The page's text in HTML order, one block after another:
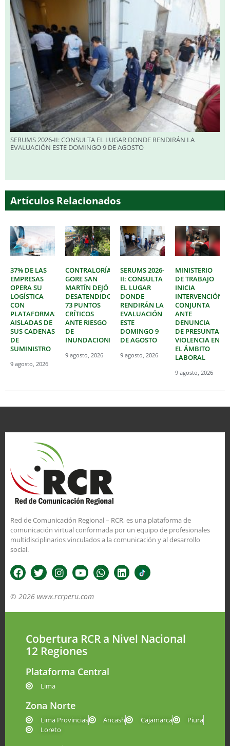
SERUMS 2026-II: CONSULTA EL LUGAR DONDE RENDIRÁN LA
EVALUACIÓN ESTE DOMINGO 9 DE AGOSTO
Artículos Relacionados
37% DE LAS
EMPRESAS
OPERA SU
LOGÍSTICA
CON
PLATAFORMAS
AISLADAS DE
SUS CADENAS
DE
SUMINISTRO
9 agosto, 2026
CONTRALORÍA:
GORE SAN
MARTÍN DEJÓ
DESATENDIDOS
73 PUNTOS
CRÍTICOS
ANTE RIESGO
DE
INUNDACIONES
9 agosto, 2026
SERUMS 2026-
II: CONSULTA
EL LUGAR
DONDE
RENDIRÁN LA
EVALUACIÓN
ESTE
DOMINGO 9
DE AGOSTO
9 agosto, 2026
MINISTERIO
DE TRABAJO
INICIA
INTERVENCIÓN
CONJUNTA
ANTE
DENUNCIA
DE PRESUNTA
VIOLENCIA EN
EL ÁMBITO
LABORAL
9 agosto, 2026
Red de Comunicación Regional – RCR, es una plataforma de
comunicación virtual conformada por un equipo de profesionales
multidisciplinarios vinculados a la comunicación y al desarrollo
social.
© 2026 www.rcrperu.com
Cobertura RCR a Nivel Nacional
12 Regiones
Plataforma Central
Lima
Zona Norte
Lima Provincias Ancash Cajamarca
Piura
Loreto